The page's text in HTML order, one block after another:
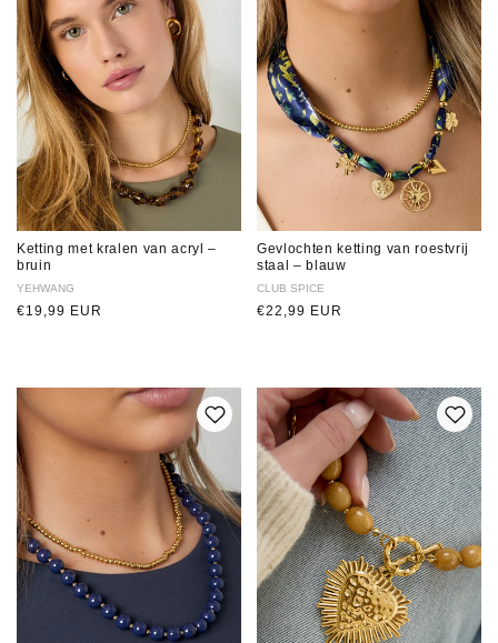
Ketting met kralen van acryl –
bruin
Verkoper:
YEHWANG
Normale
€19,99 EUR
Gevlochten ketting van roestvrij
staal – blauw
Verkoper:
CLUB SPICE
Normale
€22,99 EUR